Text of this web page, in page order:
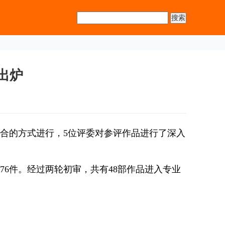
炉
的方式进行，5位评委对参评作品进行了深入
。经过两轮初审，共有48部作品进入专业